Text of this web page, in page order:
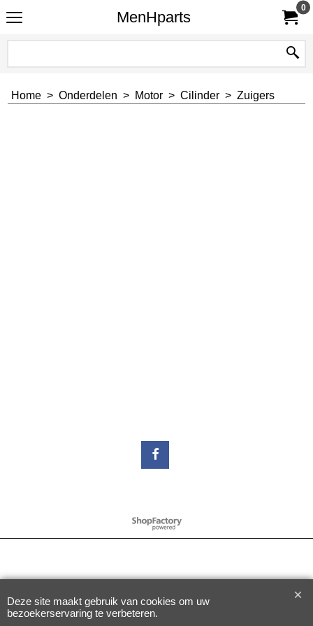
MenHparts
0
Home > Onderdelen > Motor > Cilinder > Zuigers
Webwinkel gemaakt met
ShopFactory webwinkel
Deze site maakt gebruik van cookies om uw
bezoekerservaring te verbeteren.